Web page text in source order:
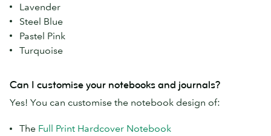
Lavender
Steel Blue
Pastel Pink
Turquoise
Can I customise your notebooks and journals?
Yes! You can customise the notebook design of:
The Full Print Hardcover Notebook